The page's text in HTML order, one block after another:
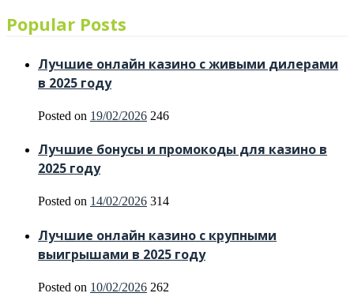
Popular Posts
Лучшие онлайн казино с живыми дилерами
в 2025 году
Posted on 19/02/2026 246
Лучшие бонусы и промокоды для казино в
2025 году
Posted on 14/02/2026 314
Лучшие онлайн казино с крупными
выигрышами в 2025 году
Posted on 10/02/2026 262